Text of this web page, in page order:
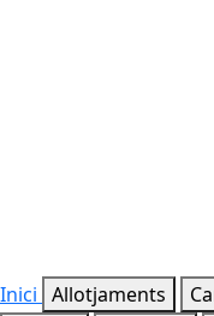
Inici Allotjaments